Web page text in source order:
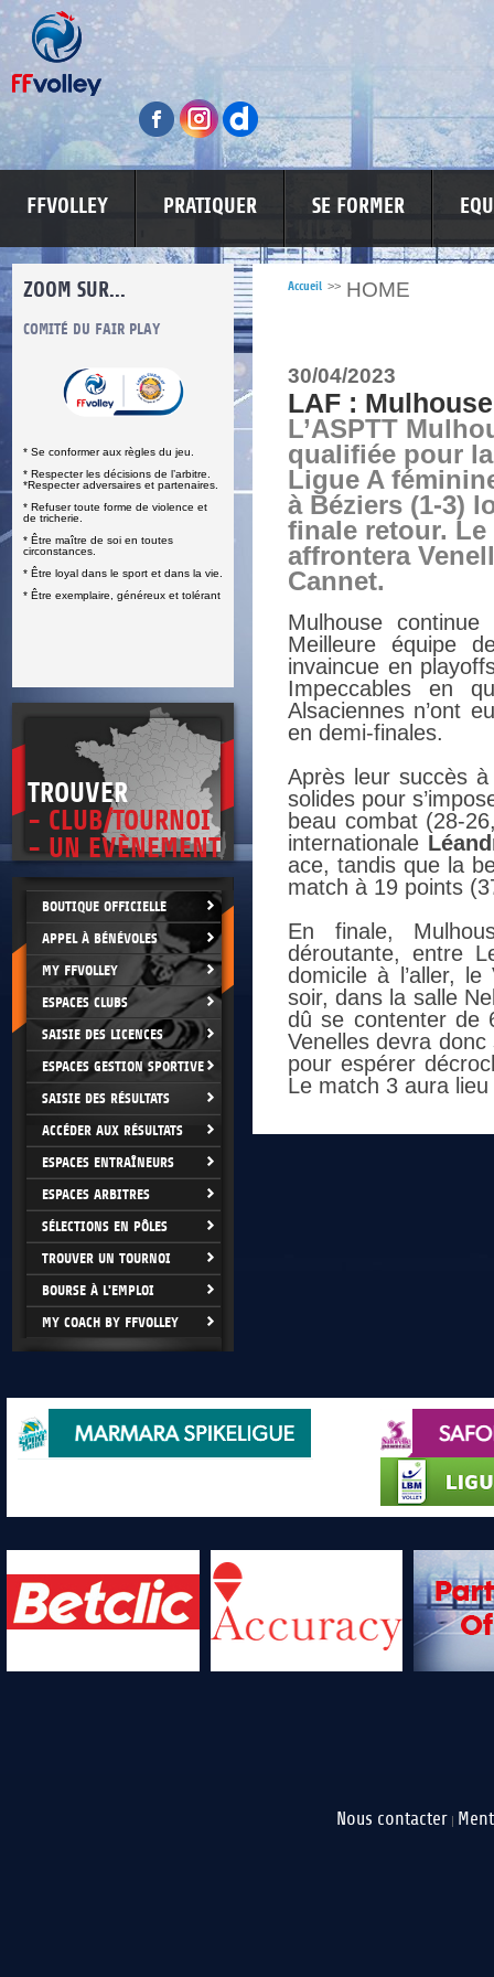
FFVOLLEY PRATIQUER SE FORMER
ZOOM SUR...
COMITÉ DU FAIR PLAY
* Se conformer aux règles du jeu.
* Respecter les décisions de l’arbitre.
*Respecter adversaires et partenaires.
* Refuser toute forme de violence et
de tricherie.
* Être maître de soi en toutes
circonstances.
* Être loyal dans le sport et dans la vie.
* Être exemplaire, généreux et tolérant
LUTTE CONTRE LES VIOLENCES
TROUVER
- CLUB/TOURNOI
- UN EVÈNEMENT
BOUTIQUE OFFICIELLE
APPEL À BÉNÉVOLES
MY FFVOLLEY
ESPACES CLUBS
SAISIE DES LICENCES
ESPACES GESTION SPORTIVE
SAISIE DES RÉSULTATS
ACCÉDER AUX RÉSULTATS
ESPACES ENTRAÎNEURS
ESPACES ARBITRES
SÉLECTIONS EN PÔLES
TROUVER UN TOURNOI
BOURSE À L'EMPLOI
MY COACH BY FFVOLLEY
Accueil >> HOME
30/04/2023
LAF :
L’ASPTT
qualifiée pour
Ligue A
à Béziers (1-3)
finale retour.
affrontera
Cannet.
Mulhouse
Meilleure équipe
invaincue en
Impeccables en
Alsaciennes n’ont
en demi-finales.
Après leur succès
solides pour
beau combat (28-
internationale
ace, tandis que la
match à 19 points
En finale,
déroutante, entre
domicile à l’aller,
soir, dans la salle
dû se contenter de
Venelles devra
pour espérer
Le match 3 aura
Nous contacter |